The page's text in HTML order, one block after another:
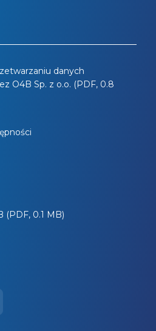
danych
O4B Sp. z o.o. (PDF, 0.8
(PDF, 0.1 MB)